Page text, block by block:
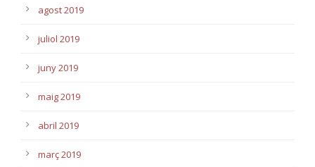
agost 2019
juliol 2019
juny 2019
maig 2019
abril 2019
març 2019